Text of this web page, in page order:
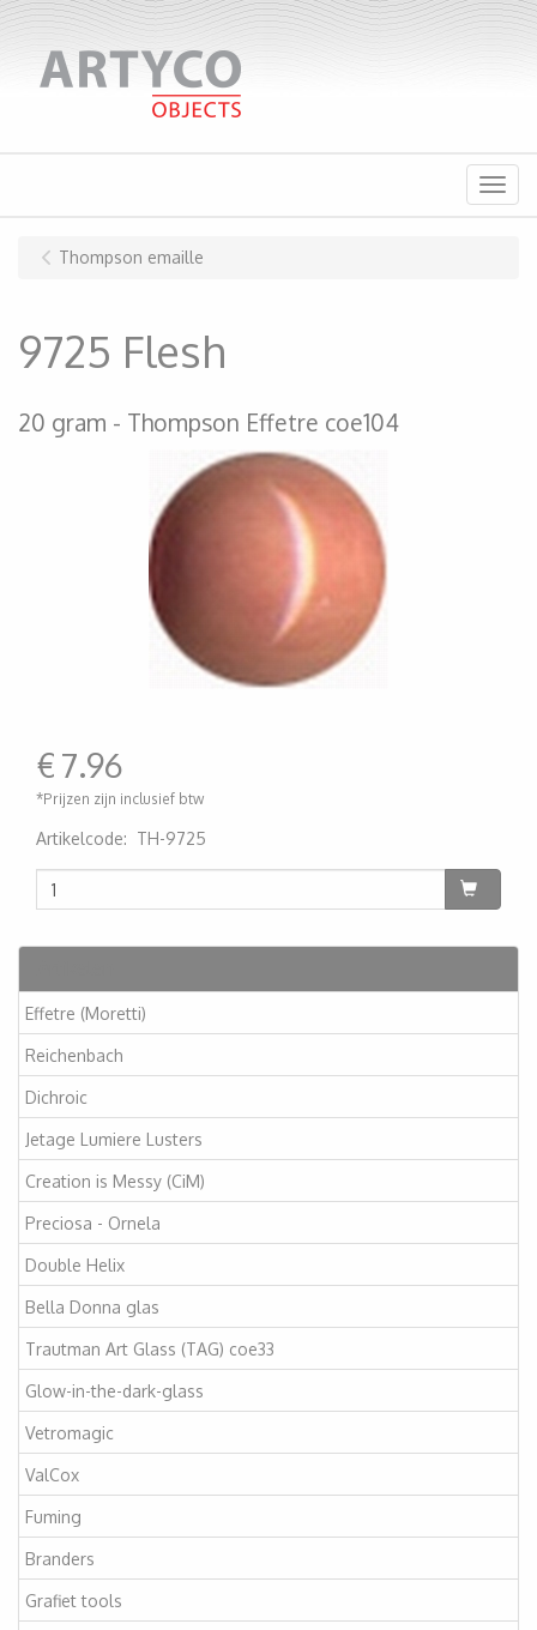
Menu
Effetre (Moretti)
Reichenbach
Dichroic
Jetage Lumiere Lusters
Creation is Messy (CiM)
Preciosa - Ornela
Double Helix
Bella Donna glas
Trautman Art Glass (TAG) coe33
Glow-in-the-dark-glass
Vetromagic
ValCox
Fuming
Branders
Grafiet tools
Thompson emaille
9725 Flesh
20 gram Thompson Effetre coe104
€7.96
*Prijzen zijn inclusief btw
Artikelcode: TH-9725